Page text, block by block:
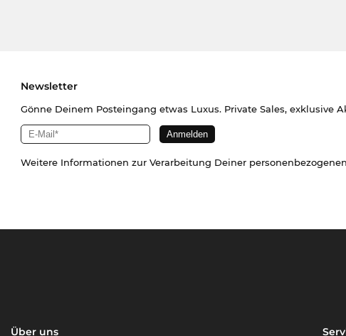
Newsletter
Gönne Deinem Posteingang etwas Luxus. Private Sales, exklusive
Weitere Informationen zur Verarbeitung Deiner
Über uns